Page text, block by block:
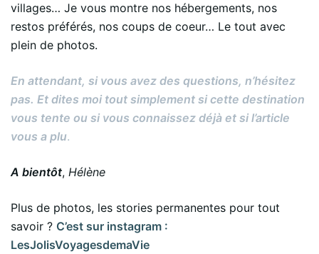
villages… Je vous montre nos hébergements, nos
restos préférés, nos coups de coeur… Le tout avec
plein de photos.
En attendant, si vous avez des questions, n’hésitez
pas. Et dites moi tout simplement si cette destination
vous tente ou si vous connaissez déjà et si l’article
vous a plu.
A bientôt, Hélène
Plus de photos, les stories permanentes pour tout
savoir ? C’est sur instagram :
LesJolisVoyagesdemaVie